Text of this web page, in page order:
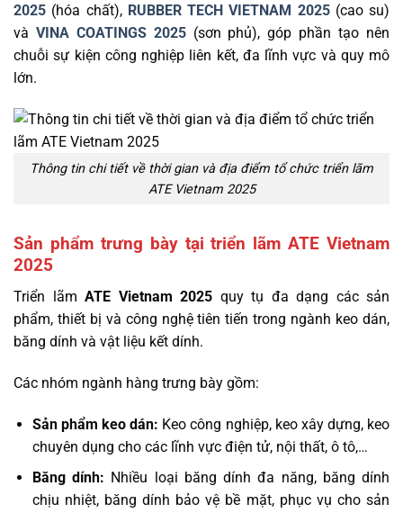
2025 (hóa chất), RUBBER TECH VIETNAM 2025(cao su)
và VINA COATINGS 2025(sơn phủ), góp phần tạo nên
chuỗi sự kiện công nghiệp liên kết, đa lĩnh vực và quy mô
lớn.
Thông tin chi tiết về thời gian và địa điểm tổ chức triển lãm
ATE Vietnam 2025
Sản phẩm trưng bày tại triển lãm ATE Vietnam
2025
Triển lãm ATE Vietnam 2025 quy tụ đa dạng các sản
phẩm, thiết bị và công nghệ tiên tiến trong ngành keo dán,
băng dính và vật liệu kết dính.
Các nhóm ngành hàng trưng bày gồm:
Sản phẩm keo dán: Keo công nghiệp, keo xây dựng, keo
chuyên dụng cho các lĩnh vực điện tử, nội thất, ô tô,…
Băng dính: Nhiều loại băng dính đa năng, băng dính
chịu nhiệt, băng dính bảo vệ bề mặt, phục vụ cho sản